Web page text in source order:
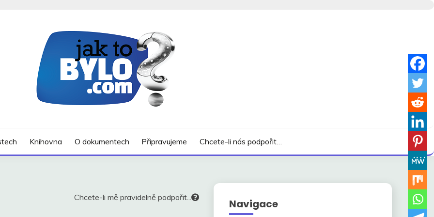
Knihovna O dokumentech Připravujeme Chcete-li nás podpořit…
Chcete-li mě pravidelně podpořit... Navigace